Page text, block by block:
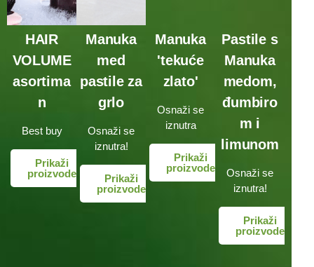
HAIR
VOLUME
asortima
n
Best buy
Prikaži
proizvode
Manuka
med
pastile za
grlo
Osnaži se
iznutra!
Prikaži
proizvode
Manuka
'tekuće
zlato'
Osnaži se
iznutra
Prikaži
proizvode
Pastile s
Manuka
medom,
đumbiro
m i
limunom
Osnaži se
iznutra!
Prikaži
proizvode